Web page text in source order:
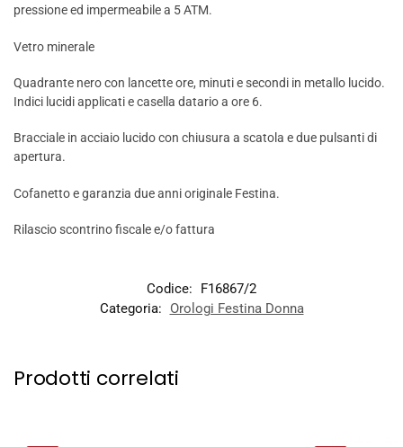
pressione ed impermeabile a 5 ATM.
Vetro minerale
Quadrante nero con lancette ore, minuti e secondi in metallo lucido.
Indici lucidi applicati e casella datario a ore 6.
Bracciale in acciaio lucido con chiusura a scatola e due pulsanti di
apertura.
Cofanetto e garanzia due anni originale Festina.
Rilascio scontrino fiscale e/o fattura
Codice:
F16867/2
Categoria:
Orologi Festina Donna
Prodotti correlati